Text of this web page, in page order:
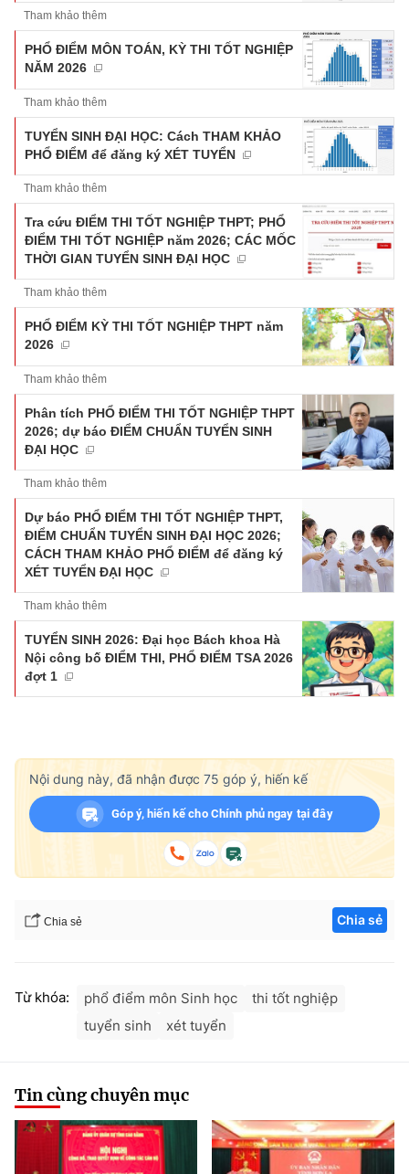
Tham khảo thêm
PHỔ ĐIỂM MÔN TOÁN, KỲ THI TỐT NGHIỆP
NĂM 2026
Tham khảo thêm
TUYỂN SINH ĐẠI HỌC: Cách THAM KHẢO
PHỔ ĐIỂM để đăng ký XÉT TUYỂN
Tham khảo thêm
Tra cứu ĐIỂM THI TỐT NGHIỆP THPT; PHỔ
ĐIỂM THI TỐT NGHIỆP năm 2026; CÁC MỐC
THỜI GIAN TUYỂN SINH ĐẠI HỌC
Tham khảo thêm
PHỔ ĐIỂM KỲ THI TỐT NGHIỆP THPT năm
2026
Tham khảo thêm
Phân tích PHỔ ĐIỂM THI TỐT NGHIỆP THPT
2026; dự báo ĐIỂM CHUẨN TUYỂN SINH
ĐẠI HỌC
Tham khảo thêm
Dự báo PHỔ ĐIỂM THI TỐT NGHIỆP THPT,
ĐIỂM CHUẨN TUYỂN SINH ĐẠI HỌC 2026;
CÁCH THAM KHẢO PHỔ ĐIỂM để đăng ký
XÉT TUYỂN ĐẠI HỌC
Tham khảo thêm
TUYỂN SINH 2026: Đại học Bách khoa Hà
Nội công bố ĐIỂM THI, PHỔ ĐIỂM TSA 2026
đợt 1
Nội dung này, đã nhận được 75 góp ý, hiến kế
Góp ý, hiến kế cho Chính phủ ngay tại đây
Chia sẻ Chia sẻ
Từ khóa: phổ điểm môn Sinh học
thi tốt nghiệp
tuyển sinh
xét tuyển
Tin cùng chuyên mục